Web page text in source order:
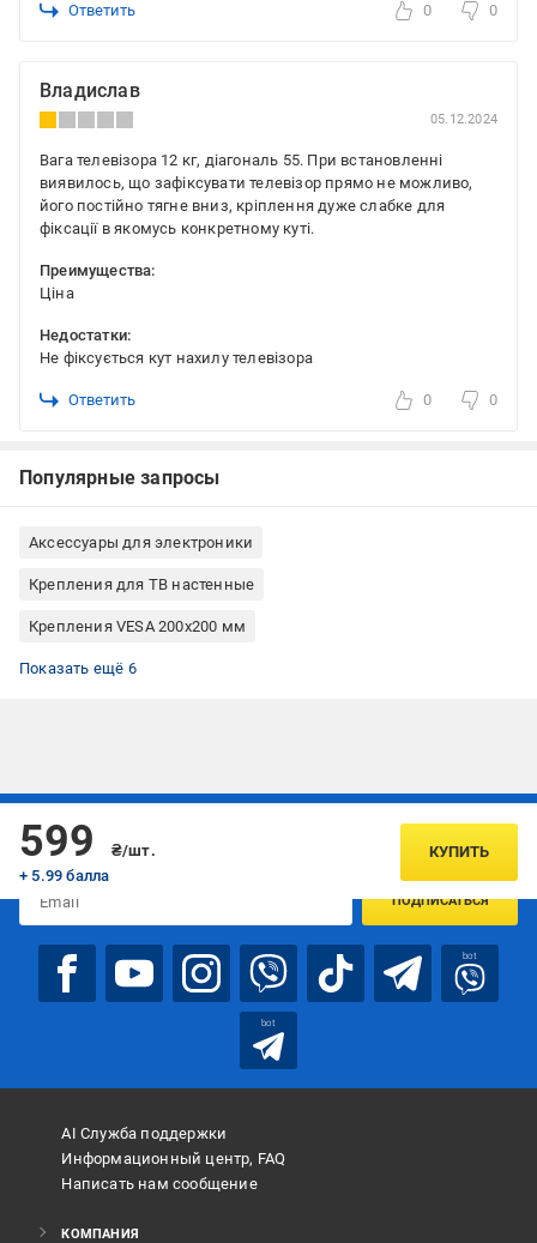
Ответить 0 0
Владислав
05.12.2024
Вага телевізора 12 кг, діагональ 55. При встановленні
виявилось, що зафіксувати телевізор прямо не можливо,
його постійно тягне вниз, кріплення дуже слабке для
фіксації в якомусь конкретному куті.
Преимущества:
Ціна
Недостатки:
Не фіксується кут нахилу телевізора
Ответить 0 0
Популярные запросы
Аксессуары для электроники
Крепления для ТВ настенные
Крепления VESA 200x200 мм
Крепления VESA 100x200 мм
Крепления VESA 300x200 мм
Крепления VESA 100x100 мм
Крепления VESA 400x400 мм
Крепления для ТВ HausMark
Наклонные крепления для ТВ
Показать ещё 6
599
₴/шт.
+ 5.99 балла
КУПИТЬ
Подписывайтесь, чтобы узнавать первым об акцияx и
ПОДПИСАТЬСЯ
bot
bot
AI Служба поддержки
Информационный центр, FAQ
Написать нам сообщение
КОМПАНИЯ